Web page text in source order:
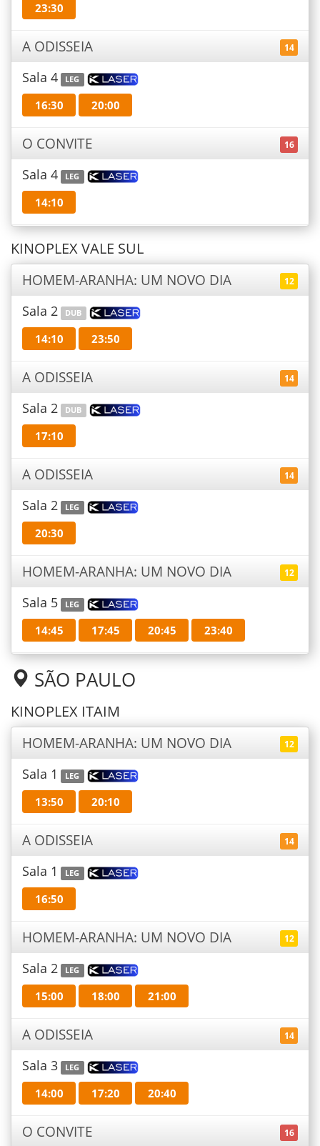
23:30
A ODISSEIA 14
Sala 4 LEG
16:30 20:00
O CONVITE 16
Sala 4 LEG
14:10
KINOPLEX VALE SUL
HOMEM-ARANHA: UM NOVO DIA 12
Sala 2 DUB
14:10 23:50
A ODISSEIA 14
Sala 2 DUB
17:10
A ODISSEIA 14
Sala 2 LEG
20:30
HOMEM-ARANHA: UM NOVO DIA 12
Sala 5 LEG
14:45 17:45 20:45 23:40
SÃO PAULO
KINOPLEX ITAIM
HOMEM-ARANHA: UM NOVO DIA 12
Sala 1 LEG
13:50 20:10
A ODISSEIA 14
Sala 1 LEG
16:50
HOMEM-ARANHA: UM NOVO DIA 12
Sala 2 LEG
15:00 18:00 21:00
A ODISSEIA 14
Sala 3 LEG
14:00 17:20 20:40
O CONVITE 16